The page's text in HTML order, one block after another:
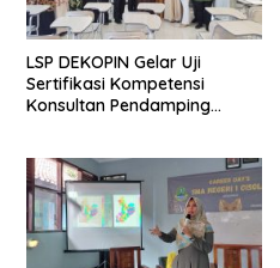
LSP DEKOPIN Gelar Uji
Sertifikasi Kompetensi
Konsultan Pendamping